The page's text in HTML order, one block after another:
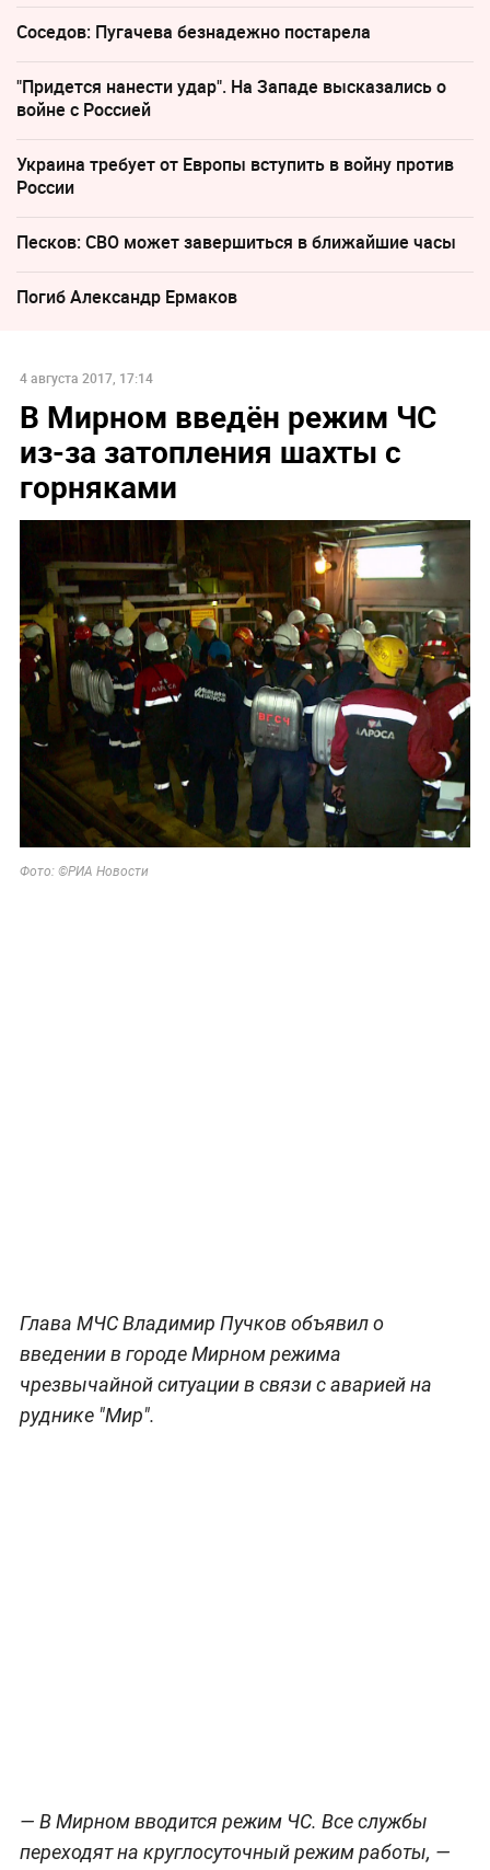
Соседов: Пугачева безнадежно постарела
"Придется нанести удар". На Западе высказались о
войне с Россией
Украина требует от Европы вступить в войну против
России
Песков: СВО может завершиться в ближайшие часы
Погиб Александр Ермаков
4 августа 2017, 17:14
В Мирном введён режим ЧС
из-за затопления шахты с
горняками
Фото: ©РИА Новости
Глава МЧС Владимир Пучков объявил о
введении в городе Мирном режима
чрезвычайной ситуации в связи с аварией на
руднике "Мир".
— В Мирном вводится режим ЧС. Все службы
переходят на круглосуточный режим работы, —